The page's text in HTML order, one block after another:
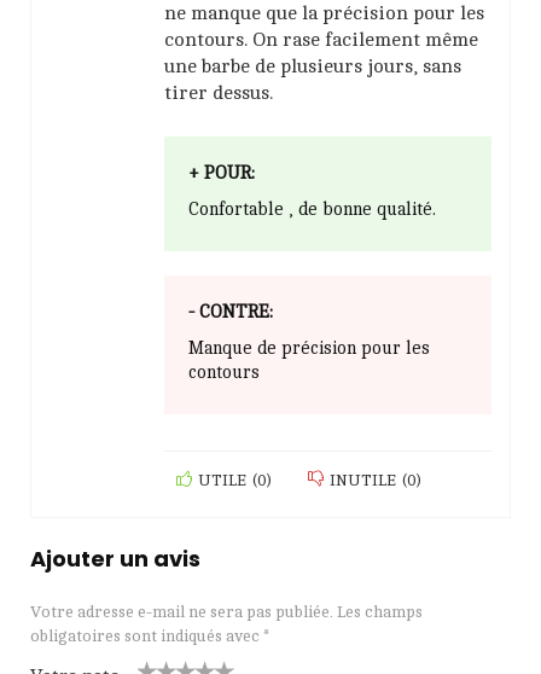
ne manque que la précision pour les
contours. On rase facilement même
une barbe de plusieurs jours, sans
tirer dessus.
+ POUR:
Confortable , de bonne qualité.
- CONTRE:
Manque de précision pour les
contours
UTILE (0) INUTILE (0)
Ajouter un avis
Votre adresse e-mail ne sera pas publiée. Les champs
obligatoires sont indiqués avec *